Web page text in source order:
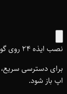
نصب ایذه ۲۴ روی گوشی
برای دسترسی
اپ باز شود.